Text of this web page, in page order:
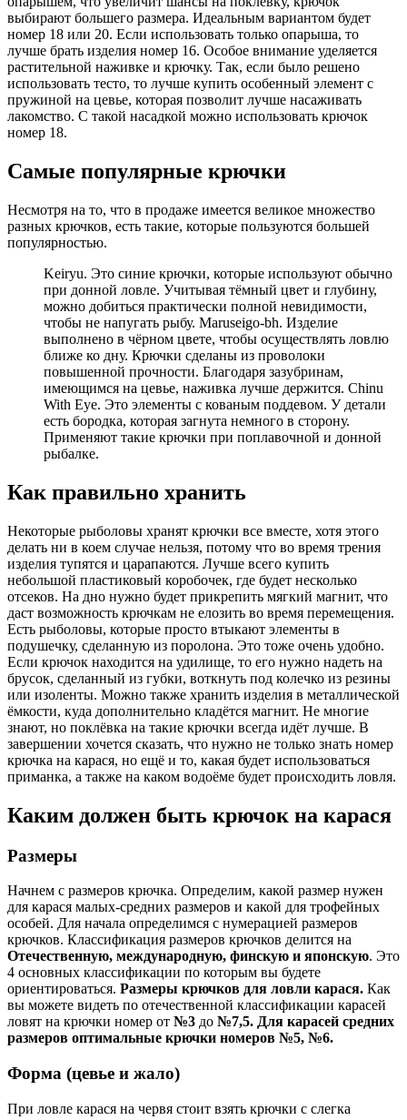
выбирают большего размера. Идеальным вариантом будет
номер 18 или 20. Если использовать только опарыша, то
лучше брать изделия номер 16. Особое внимание уделяется
растительной наживке и крючку. Так, если было решено
использовать тесто, то лучше купить особенный элемент с
пружиной на цевье, которая позволит лучше насаживать
лакомство. С такой насадкой можно использовать крючок
номер 18.
Самые популярные крючки
Несмотря на то, что в продаже имеется великое множество
разных крючков, есть такие, которые пользуются большей
популярностью.
Keiryu. Это синие крючки, которые используют обычно
при донной ловле. Учитывая тёмный цвет и глубину,
можно добиться практически полной невидимости,
чтобы не напугать рыбу. Maruseigo-bh. Изделие
выполнено в чёрном цвете, чтобы осуществлять ловлю
ближе ко дну. Крючки сделаны из проволоки
повышенной прочности. Благодаря зазубринам,
имеющимся на цевье, наживка лучше держится. Chinu
With Eye. Это элементы с кованым поддевом. У детали
есть бородка, которая загнута немного в сторону.
Применяют такие крючки при поплавочной и донной
рыбалке.
Как правильно хранить
Некоторые рыболовы хранят крючки все вместе, хотя этого
делать ни в коем случае нельзя, потому что во время трения
изделия тупятся и царапаются. Лучше всего купить
небольшой пластиковый коробочек, где будет несколько
отсеков. На дно нужно будет прикрепить мягкий магнит, что
даст возможность крючкам не елозить во время перемещения.
Есть рыболовы, которые просто втыкают элементы в
подушечку, сделанную из поролона. Это тоже очень удобно.
Если крючок находится на удилище, то его нужно надеть на
брусок, сделанный из губки, воткнуть под колечко из резины
или изоленты. Можно также хранить изделия в металлической
ёмкости, куда дополнительно кладётся магнит. Не многие
знают, но поклёвка на такие крючки всегда идёт лучше. В
завершении хочется сказать, что нужно не только знать номер
крючка на карася, но ещё и то, какая будет использоваться
приманка, а также на каком водоёме будет происходить ловля.
Каким должен быть крючок на карася
Размеры
Начнем с размеров крючка. Определим, какой размер нужен
для карася малых-средних размеров и какой для трофейных
особей. Для начала определимся с нумерацией размеров
крючков. Классификация размеров крючков делится на
Отечественную, международную, финскую и японскую. Это
4 основных классификации по которым вы будете
ориентироваться. Размеры крючков для ловли карася. Как
вы можете видеть по отечественной классификации карасей
ловят на крючки номер от №3 до №7,5. Для карасей средних
размеров оптимальные крючки номеров №5, №6.
Форма (цевье и жало)
При ловле карася на червя стоит взять крючки с слегка